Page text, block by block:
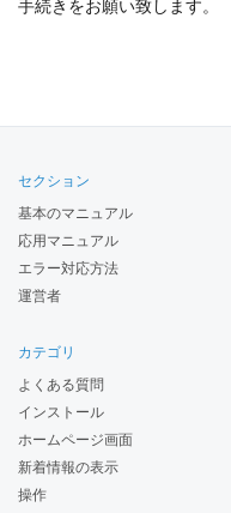
手続きをお願い致します。
セクション
基本のマニュアル
応用マニュアル
エラー対応方法
運営者
カテゴリ
よくある質問
インストール
ホームページ画面
新着情報の表示
操作